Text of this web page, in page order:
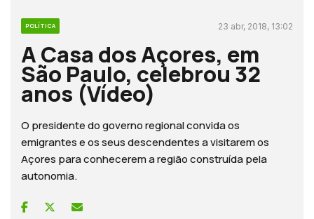
POLÍTICA 23 abr, 2018, 13:02
A Casa dos Açores, em
São Paulo, celebrou 32
anos (Vídeo)
O presidente do governo regional convida os
emigrantes e os seus descendentes a visitarem os
Açores para conhecerem a região construída pela
autonomia.